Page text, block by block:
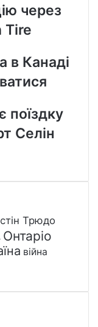
через
Tire
в Канаді
поїздку
Селін
Трюдо
Онтаріо
війна